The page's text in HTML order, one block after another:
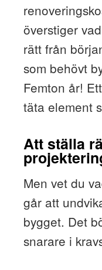
överstiger
rätt från
som behövt
Femton år!
täta element
Att ställa
Men vet du
går att
bygget. Det
snarare i